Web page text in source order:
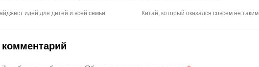
идей для детей и всей семьи Китай, который оказался совсем не таким